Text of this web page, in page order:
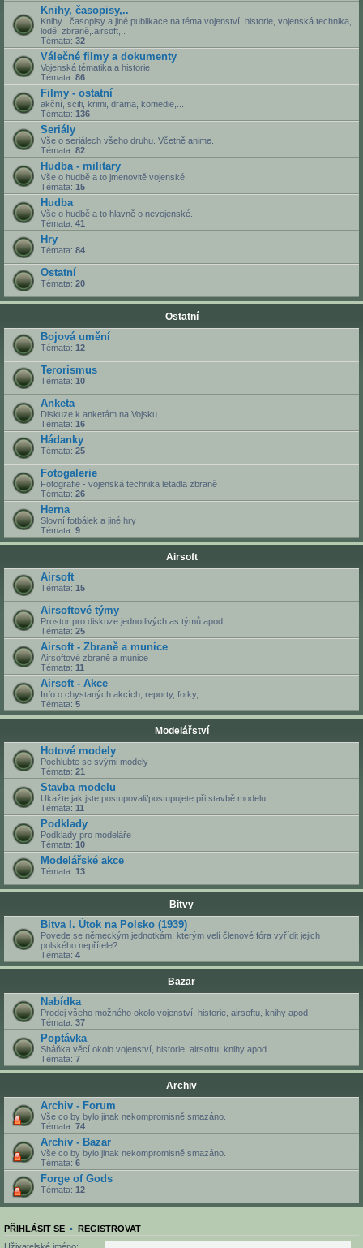
Knihy, časopisy,..
Knihy , časopisy a jiné publikace na téma vojenství, historie, vojenská technika,
lodě, zbraně,.airsoft,..
Témata: 32
Válečné filmy a dokumenty
Vojenská tématika a historie
Témata: 86
Filmy - ostatní
akční, scifi, krimi, drama, komedie,...
Témata: 136
Seriály
Vše o seriálech všeho druhu. Včetně anime.
Témata: 82
Hudba - military
Vše o hudbě a to jmenovitě vojenské.
Témata: 15
Hudba
Vše o hudbě a to hlavně o nevojenské.
Témata: 41
Hry
Témata: 84
Ostatní
Témata: 20
Ostatní
Bojová umění
Témata: 12
Terorismus
Témata: 10
Anketa
Diskuze k anketám na Vojsku
Témata: 16
Hádanky
Témata: 25
Fotogalerie
Fotografie - vojenská technika letadla zbraně
Témata: 26
Herna
Slovní fotbálek a jiné hry
Témata: 9
Airsoft
Airsoft
Témata: 15
Airsoftové týmy
Prostor pro diskuze jednotlivých as týmů apod
Témata: 25
Airsoft - Zbraně a munice
Airsoftové zbraně a munice
Témata: 11
Airsoft - Akce
Info o chystaných akcích, reporty, fotky,..
Témata: 5
Modelářství
Hotové modely
Pochlubte se svými modely
Témata: 21
Stavba modelu
Ukažte jak jste postupovali/postupujete při stavbě modelu.
Témata: 11
Podklady
Podklady pro modeláře
Témata: 10
Modelářské akce
Témata: 13
Bitvy
Bitva I. Útok na Polsko (1939)
Povede se německým jednotkám, kterým velí členové fóra vyřídit jejich
polského nepřítele?
Témata: 4
Bazar
Nabídka
Prodej všeho možného okolo vojenství, historie, airsoftu, knihy apod
Témata: 37
Poptávka
Sháňka věcí okolo vojenství, historie, airsoftu, knihy apod
Témata: 7
Archiv
Archiv - Forum
Vše co by bylo jinak nekompromisně smazáno.
Témata: 74
Archiv - Bazar
Vše co by bylo jinak nekompromisně smazáno.
Témata: 6
Forge of Gods
Témata: 12
PŘIHLÁSIT SE • REGISTROVAT